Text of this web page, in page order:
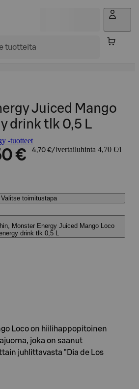
Juiced Mango
drink tlk 0,5 L
-tuotteet
€ 4,70 €/l vertailuhinta 4,70 €/l
Valitse toimitustapa
Monster Energy Juiced Mango Loco
drink tlk 0,5 L
Loco on hiilihappopitoinen
joka on saanut
juhlittavasta "Dia de Los